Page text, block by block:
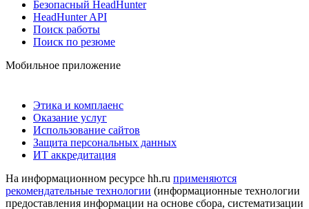
Безопасный HeadHunter
HeadHunter API
Поиск работы
Поиск по резюме
Мобильное приложение
Этика и комплаенс
Оказание услуг
Использование сайтов
Защита персональных данных
ИТ аккредитация
На информационном ресурсе hh.ru применяются
рекомендательные технологии (информационные технологии
предоставления информации на основе сбора, систематизации